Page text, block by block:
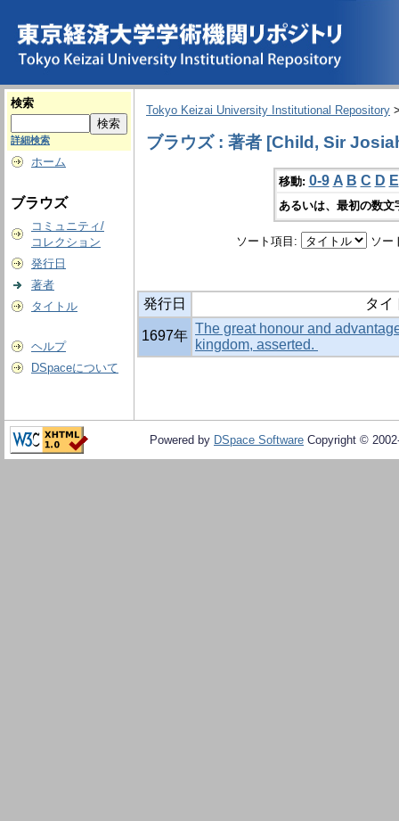
検索
詳細検索
ホーム
ブラウズ
コミュニティ/
コレクション
発行日
著者
タイトル
ヘルプ
DSpaceについて
Tokyo Keizai University Institutional Repository
ブラウズ : 著者 [Child, Sir
移動: 0-9 A B C D E
あるいは、最初の数
ソート項目: ソー
発行日 タイ
1697年 The great honour and
kingdom, asserted.
Powered by DSpace Software Copyright ©